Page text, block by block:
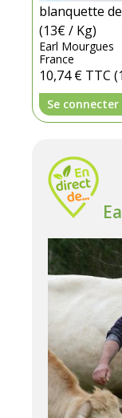
blanquette
(13€ / Kg)
Earl Mourgues
France
10,74 € TTC
Se connecter